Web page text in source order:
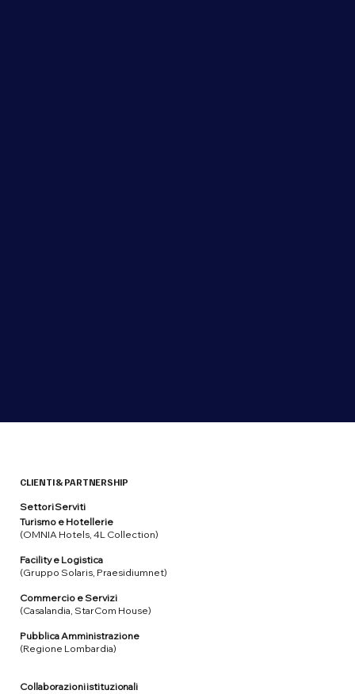
CLIENTI & PARTNERSHIP
Settori Serviti
Turismo e Hotellerie
(OMNIA Hotels, 4L Collection)
Facility e Logistica
(Gruppo Solaris, Praesidiumnet)
Commercio e Servizi
(Casalandia, StarCom House)
Pubblica Amministrazione
(Regione Lombardia)
Collaborazioni istituzionali